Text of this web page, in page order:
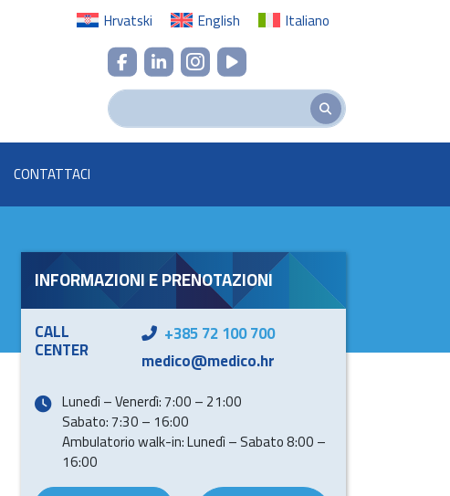
Hrvatski English Italiano
CONTATTACI
INFORMAZIONI E PRENOTAZIONI
CALL
CENTER
+385 72 100 700
medico@medico.hr
Lunedì – Venerdì: 7:00 – 21:00
Sabato: 7:30 – 16:00
Ambulatorio walk-in: Lunedì – Sabato 8:00 –
16:00